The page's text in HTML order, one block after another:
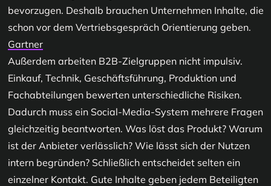
bevorzugen. Deshalb brauchen Unternehmen Inhalte, die
schon vor dem Vertriebsgespräch Orientierung geben.
Gartner
Außerdem arbeiten B2B-Zielgruppen nicht impulsiv.
Einkauf, Technik, Geschäftsführung, Produktion und
Fachabteilungen bewerten unterschiedliche Risiken.
Dadurch muss ein Social-Media-System mehrere Fragen
gleichzeitig beantworten. Was löst das Produkt? Warum
ist der Anbieter verlässlich? Wie lässt sich der Nutzen
intern begründen? Schließlich entscheidet selten ein
einzelner Kontakt. Gute Inhalte geben jedem Beteiligten